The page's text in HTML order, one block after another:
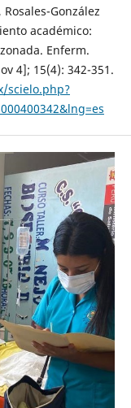
González
académico:
Enferm.
4]; 15(4): 342-351.
scielo.php?